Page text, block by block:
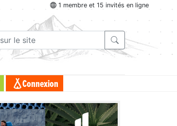
1 membre et 15 invités en ligne
Connexion